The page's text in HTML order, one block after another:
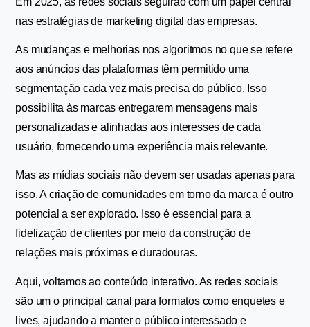
nas estratégias de marketing digital das empresas.
As mudanças e melhorias nos algoritmos no que se refere
aos anúncios das plataformas têm permitido uma
segmentação cada vez mais precisa do público. Isso
possibilita às marcas entregarem mensagens mais
personalizadas e alinhadas aos interesses de cada
usuário, fornecendo uma experiência mais relevante.
Mas as mídias sociais não devem ser usadas apenas para
isso. A criação de comunidades em torno da marca é outro
potencial a ser explorado. Isso é essencial para a
fidelização de clientes por meio da construção de
relações mais próximas e duradouras.
Aqui, voltamos ao conteúdo interativo. As redes sociais
são um o principal canal para formatos como enquetes e
lives, ajudando a manter o público interessado e